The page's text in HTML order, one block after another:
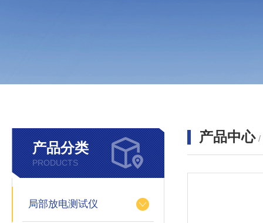
产品分类
PRODUCTS
局部放电测试仪
产品中心 /